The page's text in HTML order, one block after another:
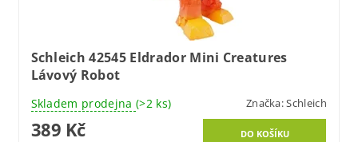
Schleich 42545 Eldrador Mini Creatures
Lávový Robot
Skladem prodejna (>2 ks) Značka:Schleich
389 Kč